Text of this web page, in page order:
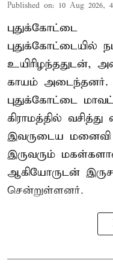
Published on: 10 Aug 2026,
புதுக்கோட்டை
புதுக்கோட்டையில்
உயிரிழந்ததுடன்,
காயம் அடைந்தனர்.
புதுக்கோட்டை
கிராமத்தில்
இவருடைய மனைவி
இருவரும்
ஆகியோருடன்
சென்றுள்ளனர்.